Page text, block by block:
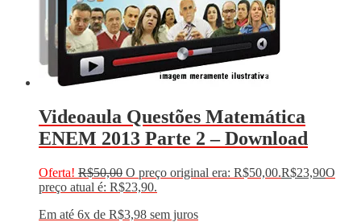
Videoaula Questões Matemática
ENEM 2013 Parte 2 – Download
Oferta! R$50,00 O preço original era: R$50,00.R$23,90O
preço atual é: R$23,90.
Em até 6x de R$3,98 sem juros